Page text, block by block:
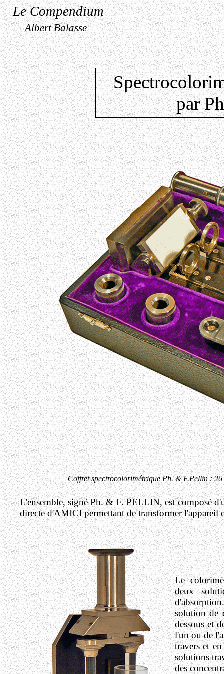
Le Compendium
Albert Balasse
par
Coffret spectrocolorimétrique Ph. & F.Pellin : 26
L'ensemble, signé Ph. & F. PELLIN, est composé
directe d'AMICI permettant de transformer
Le
deux
solution de
dessous et
l'un ou de
travers et
solutions
des